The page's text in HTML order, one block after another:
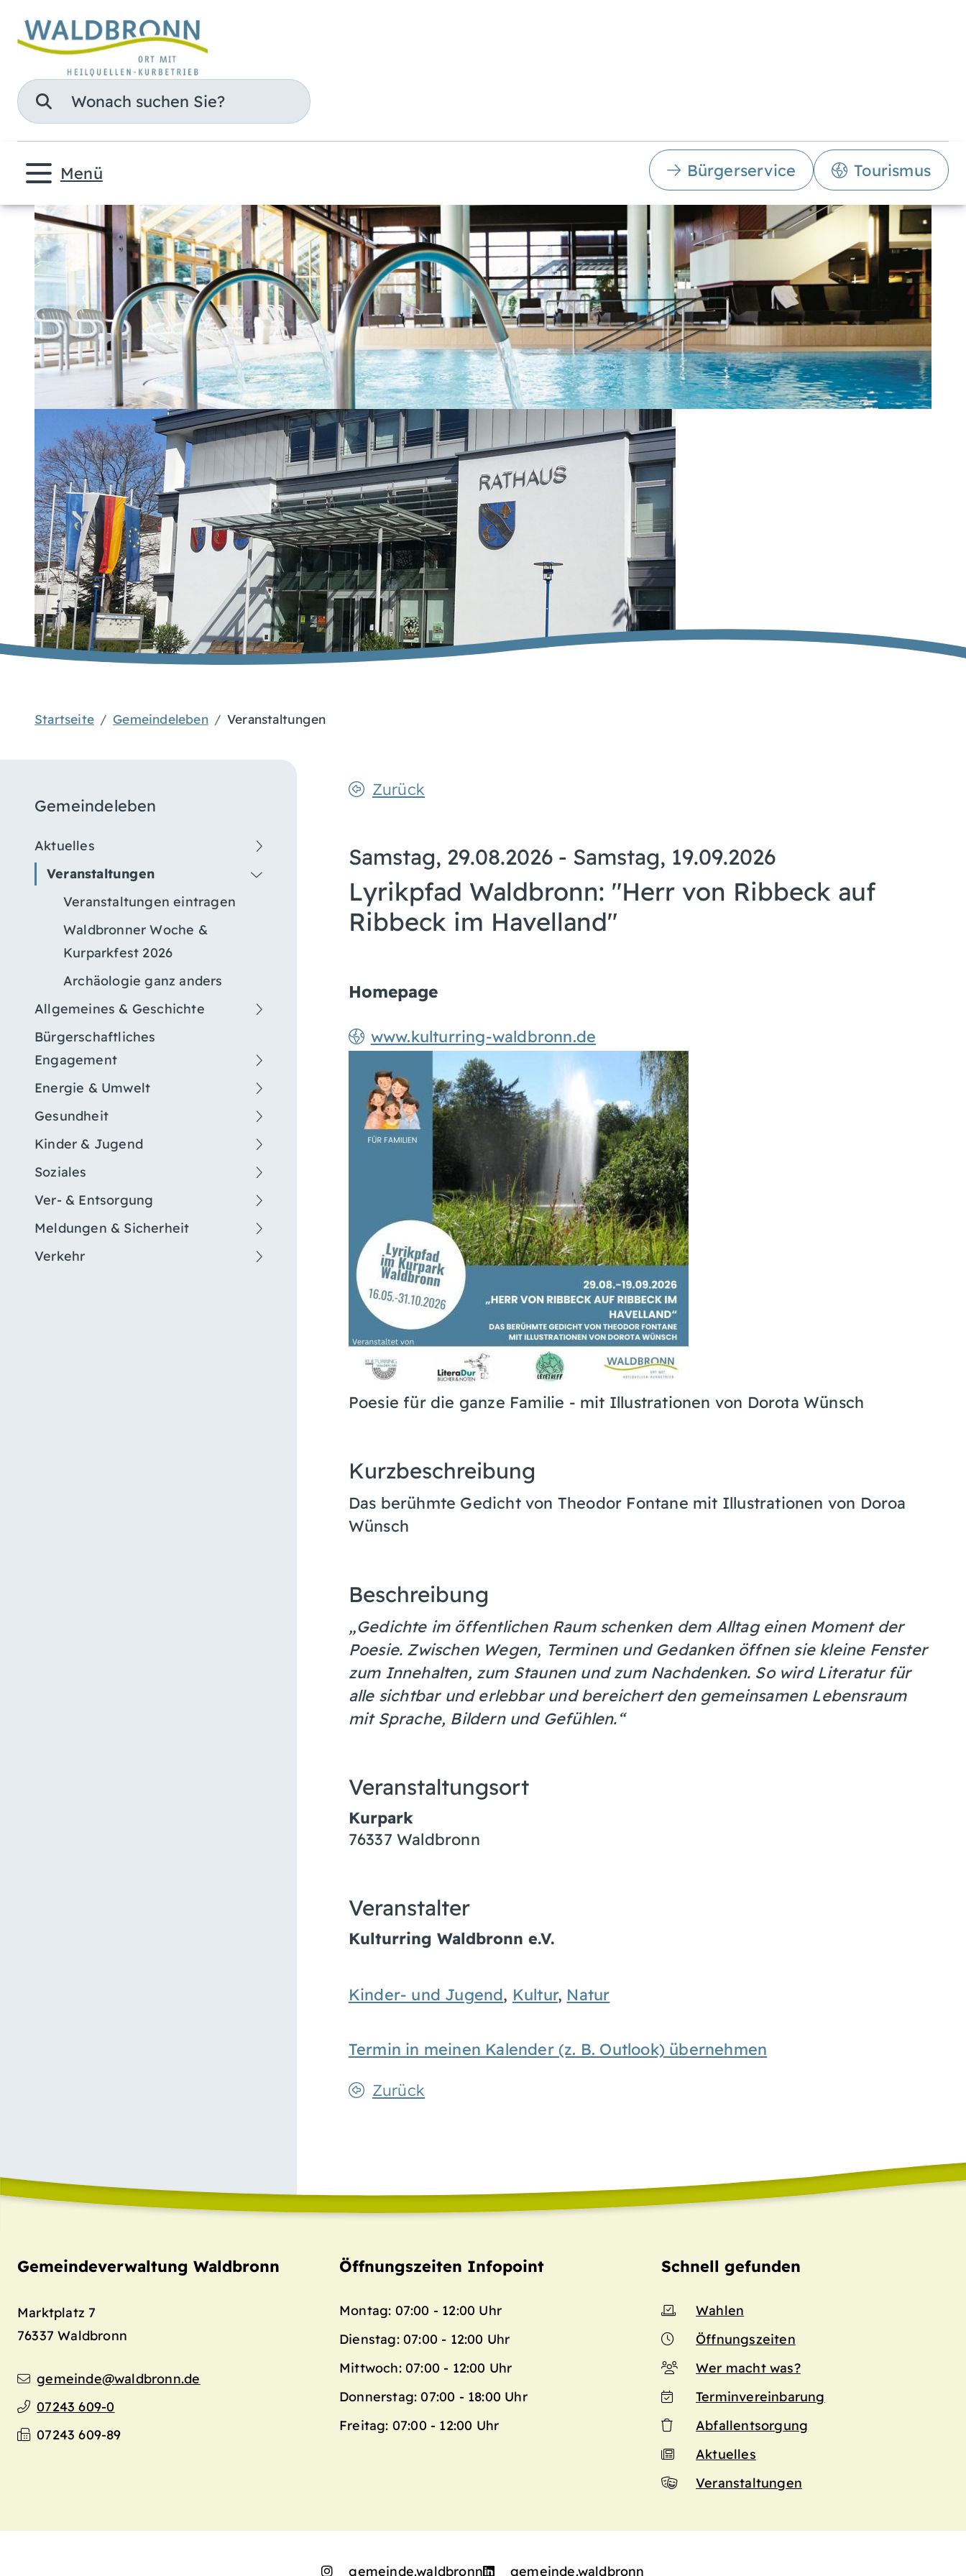
Suche
Menü Bürgerservice Tourismus
Startseite Gemeindeleben Veranstaltungen
Gemeindeleben
Aktuelles
Veranstaltungen
Veranstaltungen eintragen
Waldbronner Woche &
Kurparkfest 2026
Archäologie ganz anders
Allgemeines & Geschichte
Bürgerschaftliches
Engagement
Energie & Umwelt
Gesundheit
Kinder & Jugend
Soziales
Ver- & Entsorgung
Meldungen & Sicherheit
Verkehr
Zurück
Samstag, 29.08.2026- Samstag, 19.09.2026
Lyrikpfad Waldbronn: "Herr von Ribbeck auf
Ribbeck im Havelland"
Homepage
www.kulturring-waldbronn.de
Poesie für die ganze Familie - mit Illustrationen von Dorota Wünsch
Kurzbeschreibung
Das berühmte Gedicht von Theodor Fontane mit Illustrationen von Doroa
Wünsch
Beschreibung
„Gedichte im öffentlichen Raum schenken dem Alltag einen Moment der
Poesie. Zwischen Wegen, Terminen und Gedanken öffnen sie kleine Fenster
zum Innehalten, zum Staunen und zum Nachdenken. So wird Literatur für
alle sichtbar und erlebbar und bereichert den gemeinsamen Lebensraum
mit Sprache, Bildern und Gefühlen.“
Veranstaltungsort
Kurpark
76337 Waldbronn
Veranstalter
Kulturring Waldbronn e.V.
Kinder- und Jugend, Kultur, Natur
Termin in meinen Kalender (z. B. Outlook) übernehmen
Zurück
Gemeindeverwaltung Waldbronn
Marktplatz 7
76337 Waldbronn
gemeinde@waldbronn.de
07243 609-0
07243 609-89
Öffnungszeiten Infopoint
Montag: 07:00 - 12:00 Uhr
Dienstag: 07:00 - 12:00 Uhr
Mittwoch: 07:00 - 12:00 Uhr
Donnerstag: 07:00 - 18:00 Uhr
Freitag: 07:00 - 12:00 Uhr
Schnell gefunden
Wahlen
Öffnungszeiten
Wer macht was?
Terminvereinbarung
Abfallentsorgung
Aktuelles
Veranstaltungen
gemeinde.waldbronn gemeinde.waldbronn